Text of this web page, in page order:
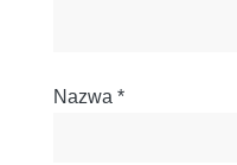
Nazwa *